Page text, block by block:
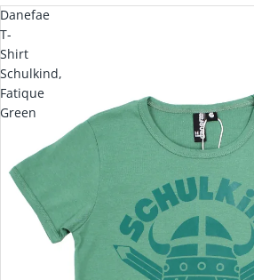
Danefae
T-
Shirt
Schulkind,
Fatique
Green